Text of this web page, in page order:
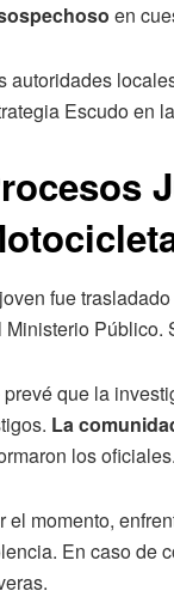
en
autoridades
Escudo en
fue
Ministerio Público.
que la
La
los
el momento,
En caso de